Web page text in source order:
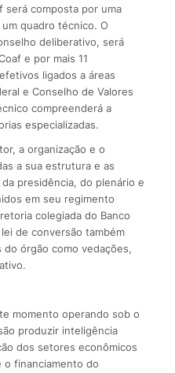
será composta por uma
quadro técnico. O
deliberativo, será
e por mais 11
ligados a áreas
e Conselho de Valores
compreenderá a
especializadas.
a organização e o
a sua estrutura e as
presidência, do plenário e
em seu regimento
colegiada do Banco
de conversão também
órgão como vedações,
momento operando sob o
produzir inteligência
dos setores econômicos
o financiamento do